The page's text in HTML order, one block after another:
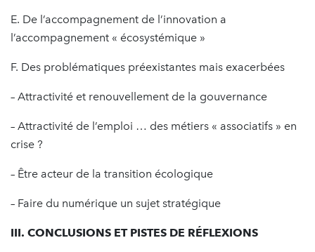
E. De l’accompagnement de l’innovation a
l’accompagnement « écosystémique »
F. Des problématiques préexistantes mais exacerbées
– Attractivité et renouvellement de la gouvernance
– Attractivité de l’emploi … des métiers « associatifs » en
crise ?
– Être acteur de la transition écologique
– Faire du numérique un sujet stratégique
III. CONCLUSIONS ET PISTES DE RÉFLEXIONS